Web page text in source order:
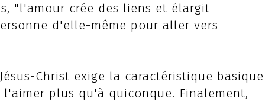
"l'amour crée des liens et élargit
d'elle-même pour aller vers
Christ exige la caractéristique basique
plus qu'à quiconque. Finalement,